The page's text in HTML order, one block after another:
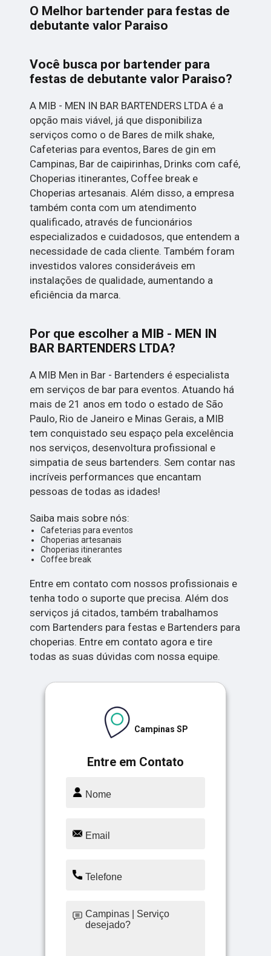
O Melhor bartender para festas de
debutante valor Paraiso
Você busca por bartender para
festas de debutante valor Paraiso?
A MIB - MEN IN BAR BARTENDERS LTDA é a
opção mais viável, já que disponibiliza
serviços como o de Bares de milk shake,
Cafeterias para eventos, Bares de gin em
Campinas, Bar de caipirinhas, Drinks com café,
Choperias itinerantes, Coffee break e
Choperias artesanais. Além disso, a empresa
também conta com um atendimento
qualificado, através de funcionários
especializados e cuidadosos, que entendem a
necessidade de cada cliente. Também foram
investidos valores consideráveis em
instalações de qualidade, aumentando a
eficiência da marca.
Por que escolher a MIB - MEN IN
BAR BARTENDERS LTDA?
A MIB Men in Bar - Bartenders é especialista
em serviços de bar para eventos. Atuando há
mais de 21 anos em todo o estado de São
Paulo, Rio de Janeiro e Minas Gerais, a MIB
tem conquistado seu espaço pela excelência
nos serviços, desenvoltura profissional e
simpatia de seus bartenders. Sem contar nas
incríveis performances que encantam
pessoas de todas as idades!
Saiba mais sobre nós:
Cafeterias para eventos
Choperias artesanais
Choperias itinerantes
Coffee break
Entre em contato com nossos profissionais e
tenha todo o suporte que precisa. Além dos
serviços já citados, também trabalhamos
com Bartenders para festas e Bartenders para
choperias. Entre em contato agora e tire
todas as suas dúvidas com nossa equipe.
Entre em Contato
Campinas SP